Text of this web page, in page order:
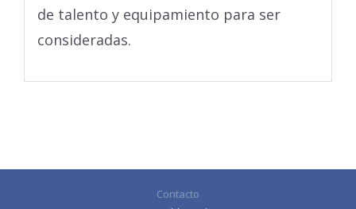
de talento y equipamiento para ser
consideradas.
Contacto